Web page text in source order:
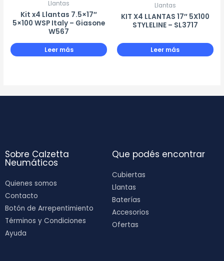
Llantas
Kit x4 Llantas 7.5×17″
5×100 WSP Italy – Giasone
W567
Leer más
Llantas
KIT X4 LLANTAS 17″ 5X100
STYLELINE – SL3717
Leer más
Sobre Calzetta
Neumáticos
Quienes somos
Contacto
Botón de Arrepentimiento
Términos y Condiciones
Ayuda
Que podés encontrar
Cubiertas
Llantas
Baterías
Accesorios
Ofertas